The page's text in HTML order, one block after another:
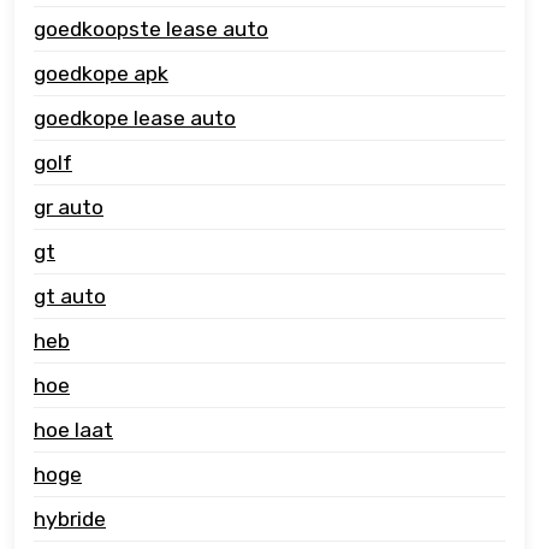
goedkoopste lease auto
goedkope apk
goedkope lease auto
golf
gr auto
gt
gt auto
heb
hoe
hoe laat
hoge
hybride